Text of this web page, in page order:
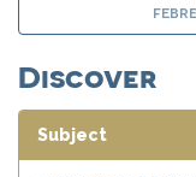
Discover
Subject